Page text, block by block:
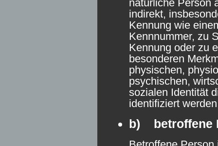
natürliche Person
indirekt,
Kennung wie
Kennnummer, zu
Kennung oder zu
besonderen
physischen,
psychischen,
sozialen Identität
identifiziert
b) betroffene